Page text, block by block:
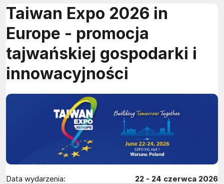
Taiwan Expo 2026 in
Europe - promocja
tajwańskiej gospodarki i
innowacyjności
Data wydarzenia:
22 - 24 czerwca 2026